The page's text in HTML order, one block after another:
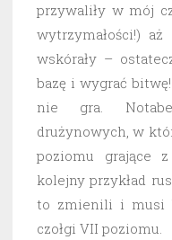
przywaliły w mój
wytrzymałości!)
wskórały –
bazę i wygrać
nie gra.
drużynowych, w
poziomu grające
kolejny przykład
to zmienili i musi
czołgi VII poziomu.